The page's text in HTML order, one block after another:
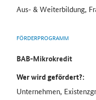
Aus- & Weiterbildung,
FÖRDERPROGRAMM
BAB-Mikrokredit
Wer wird gefördert?:
Unternehmen,